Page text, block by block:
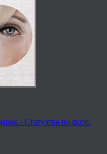
- Статуэтка по фото.